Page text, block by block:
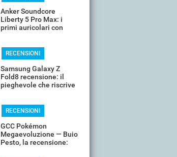
Anker Soundcore
Liberty 5 Pro Max: i
primi auricolari con
RECENSIONI
Samsung Galaxy Z
Fold8 recensione: il
pieghevole che riscrive
RECENSIONI
GCC Pokémon
Megaevoluzione — Buio
Pesto, la recensione: